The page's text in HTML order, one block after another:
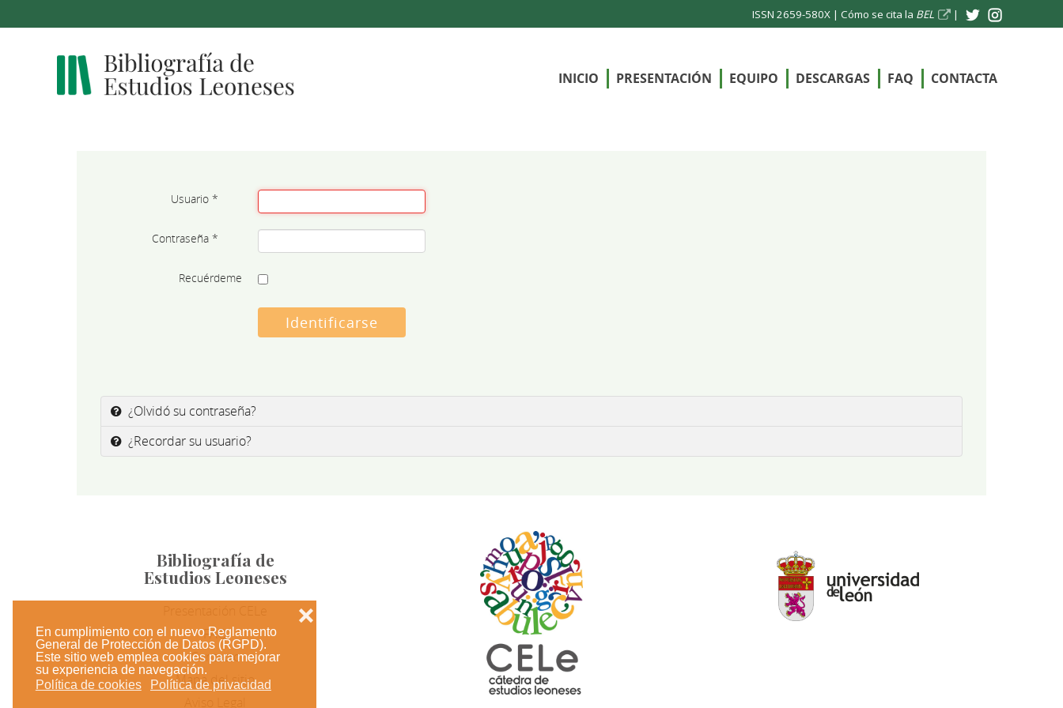
En cumplimiento con el nuevo Reglamento
General de Protección de Datos (RGPD).
Este sitio web emplea cookies para mejorar
su experiencia de navegación.
Política de cookies
Política de privacidad
❌
ISSN 2659-580X | Cómo se cita la BEL |
INICIO PRESENTACIÓN EQUIPO DESCARGAS FAQ CONTACTA
Usuario *
Contraseña *
Recuérdeme
Identificarse
¿Olvidó su contraseña?
¿Recordar su usuario?
Bibliografía de
Estudios Leoneses
FAQ
Contacto
Mapa del sitio